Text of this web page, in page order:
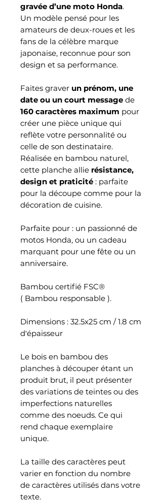
gravée d’une moto Honda.
Un modèle pensé pour les
amateurs de deux-roues et les
fans de la célèbre marque
japonaise, reconnue pour son
design et sa performance.
Faites graver un prénom, une
date ou un court message de
160 caractères maximum pour
créer une pièce unique qui
reflète votre personnalité ou
celle de son destinataire.
Réalisée en bambou naturel,
cette planche allie résistance,
design et praticité : parfaite
pour la découpe comme pour la
décoration de cuisine.
Parfaite pour : un passionné de
motos Honda, ou un cadeau
marquant pour une fête ou un
anniversaire.
Bambou certifié FSC®
( Bambou responsable ).
Dimensions : 32.5x25 cm / 1.8 cm
d'épaisseur
Le bois en bambou des
planches à découper étant un
produit brut, il peut présenter
des variations de teintes ou des
imperfections naturelles
comme des noeuds. Ce qui
rend chaque exemplaire
unique.
La taille des caractères peut
varier en fonction du nombre
de caractères utilisés dans votre
texte.